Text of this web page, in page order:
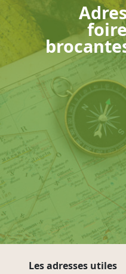
Les adresses utiles